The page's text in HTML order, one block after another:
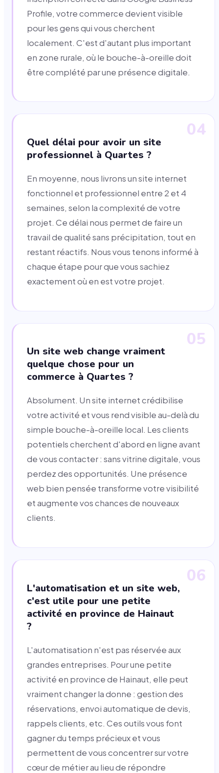
Profile, votre commerce devient visible
pour les gens qui vous cherchent
localement. C'est d'autant plus important
en zone rurale, où le bouche-à-oreille doit
être complété par une présence digitale.
04
Quel délai pour avoir un site
professionnel à Quartes ?
En moyenne, nous livrons un site internet
fonctionnel et professionnel entre 2 et 4
semaines, selon la complexité de votre
projet. Ce délai nous permet de faire un
travail de qualité sans précipitation, tout en
restant réactifs. Nous vous tenons informé à
chaque étape pour que vous sachiez
exactement où en est votre projet.
05
Un site web change vraiment
quelque chose pour un
commerce à Quartes ?
Absolument. Un site internet crédibilise
votre activité et vous rend visible au-delà du
simple bouche-à-oreille local. Les clients
potentiels cherchent d'abord en ligne avant
de vous contacter : sans vitrine digitale, vous
perdez des opportunités. Une présence
web bien pensée transforme votre visibilité
et augmente vos chances de nouveaux
clients.
06
L'automatisation et un site web,
c'est utile pour une petite
activité en province de Hainaut
?
L'automatisation n'est pas réservée aux
grandes entreprises. Pour une petite
activité en province de Hainaut, elle peut
vraiment changer la donne : gestion des
réservations, envoi automatique de devis,
rappels clients, etc. Ces outils vous font
gagner du temps précieux et vous
permettent de vous concentrer sur votre
cœur de métier au lieu de répondre